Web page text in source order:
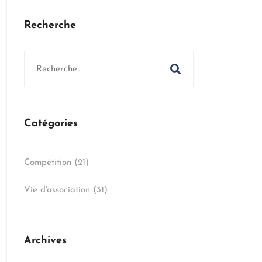
Recherche
Catégories
Compétition (21)
Vie d'association (31)
Archives